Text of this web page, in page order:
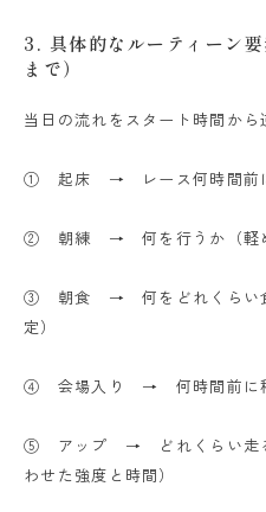
3. 具体的なルーティーン
まで）
当日の流れをスタート時間から
① 起床 → レース何時間
② 朝練 →何を行うか（軽
③ 朝食 →何をどれくらい
定）
④ 会場入り → 何時間前に
⑤ アップ →
どれくらい
わせた強度と時間）